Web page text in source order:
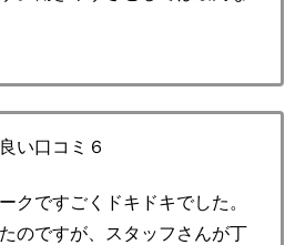
い口コミ６
クですごくドキドキでした。
のですが、スタッフさんが丁